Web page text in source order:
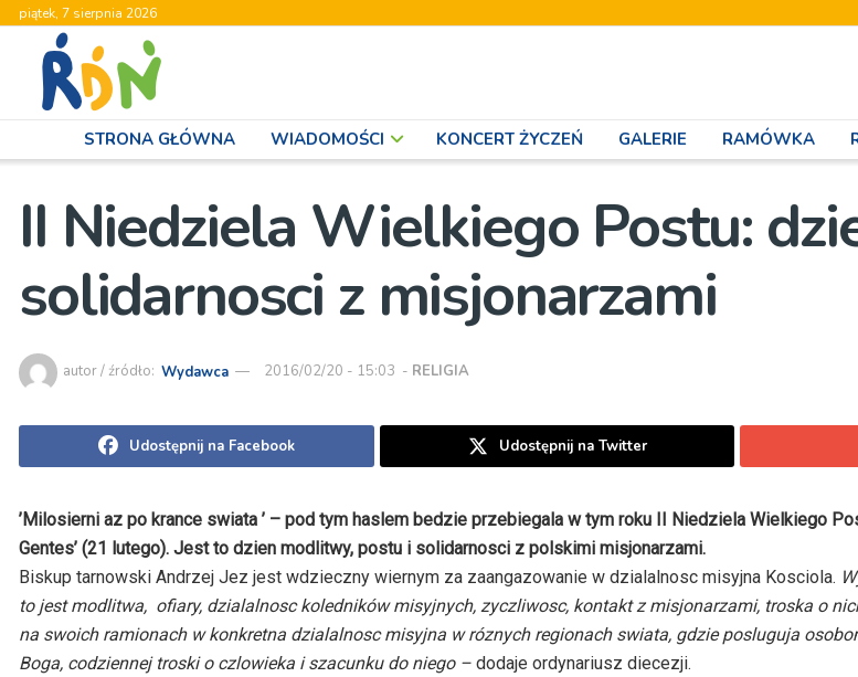
piątek, 7 sierpnia 2026
STRONA GŁÓWNA WIADOMOŚCI KONCERT ŻYCZEŃ GALERIE RAMÓWKA
II Niedziela Wielkiego Postu:
solidarnosci z misjonarzami
autor / źródło: Wydawca 2016/02/20 - 15:03 - RELIGIA
Udostępnij na Facebook Udostępnij na Twitter
’Milosierni az po krance swiata ’ – pod tym haslem bedzie przebiegala w tym roku II Niedziela Wielkiego
Gentes’ (21 lutego). Jest to dzien modlitwy, postu i solidarnosci z polskimi misjonarzami.
Biskup tarnowski Andrzej Jez jest wdzieczny wiernym za zaangazowanie w dzialalnosc misyjna Kosciola.
to jest modlitwa, ofiary, dzialalnosc koledników misyjnych, zyczliwosc, kontakt z misjonarzami, troska o
na swoich ramionach w konkretna dzialalnosc misyjna w róznych regionach swiata, gdzie posluguja
Boga, codziennej troski o czlowieka i szacunku do niego – dodaje ordynariusz diecezji.